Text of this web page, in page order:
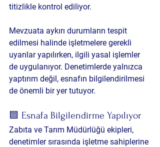
titizlikle kontrol ediliyor.
Mevzuata aykırı durumların tespit
edilmesi halinde işletmelere gerekli
uyarılar yapılırken, ilgili yasal işlemler
de uygulanıyor. Denetimlerde yalnızca
yaptırım değil, esnafın bilgilendirilmesi
de önemli bir yer tutuyor.
🟦 Esnafa Bilgilendirme Yapılıyor
Zabıta ve Tarım Müdürlüğü ekipleri,
denetimler sırasında işletme sahiplerine